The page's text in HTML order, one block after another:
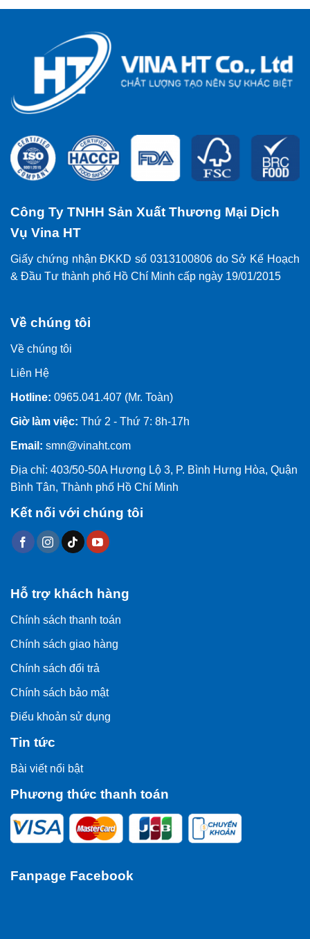
Công Ty TNHH Sản Xuất Thương Mại Dịch
Vụ Vina HT
Giấy chứng nhận ĐKKD số 0313100806 do Sở Kế Hoạch
& Đầu Tư thành phố Hồ Chí Minh cấp ngày 19/01/2015
Về chúng tôi
Về chúng tôi
Liên Hệ
Hotline: 0965.041.407 (Mr. Toàn)
Giờ làm việc: Thứ 2 - Thứ 7: 8h-17h
Email: smn@vinaht.com
Địa chỉ: 403/50-50A Hương Lộ 3, P. Bình Hưng Hòa, Quận
Bình Tân, Thành phố Hồ Chí Minh
Kết nối với chúng tôi
Hỗ trợ khách hàng
Chính sách thanh toán
Chính sách giao hàng
Chính sách đổi trả
Chính sách bảo mật
Điểu khoản sử dụng
Tin tức
Bài viết nổi bật
Phương thức thanh toán
Fanpage Facebook